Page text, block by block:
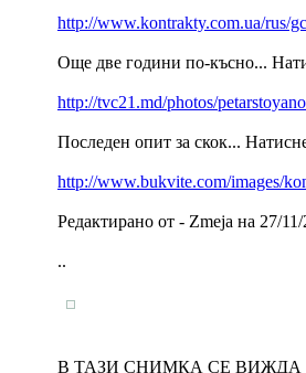
http://www.kontrakty.com.ua/rus/
Още две години по-късно...
http://tvc21.md/photos/
Последен опит за скок...
http://www.bukvite.com/images/
Редактирано от - Zmeja на 27/
..
В ТАЗИ СНИМКА СЕ ВИЖДА